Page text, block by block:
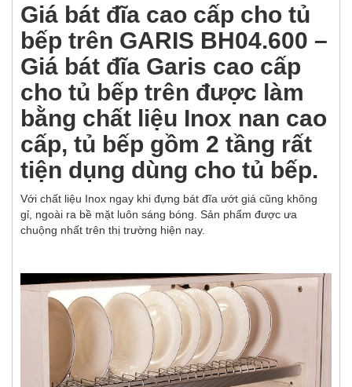
Giá bát đĩa cao cấp cho tủ
bếp trên GARIS BH04.600 –
Giá bát đĩa Garis cao cấp
cho tủ bếp trên được làm
bằng chất liệu Inox nan cao
cấp, tủ bếp gồm 2 tầng rất
tiện dụng dùng cho tủ bếp.
Với chất liệu Inox ngay khi đựng bát đĩa ướt giá cũng không
gỉ, ngoài ra bề mặt luôn sáng bóng. Sản phẩm được ưa
chuộng nhất trên thị trường hiện nay.